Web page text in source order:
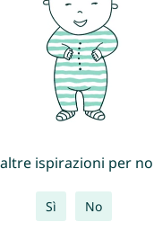
ispirazioni per
Sì No